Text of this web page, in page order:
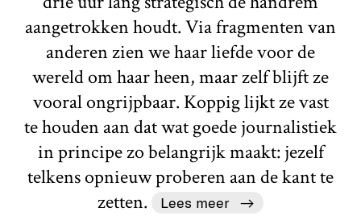
aangetrokken houdt. Via fragmenten van
anderen zien we haar liefde voor de
wereld om haar heen, maar zelf blijft ze
vooral ongrijpbaar. Koppig lijkt ze vast
te houden aan dat wat goede journalistiek
in principe zo belangrijk maakt: jezelf
telkens opnieuw proberen aan de kant te
zetten.
Lees meer